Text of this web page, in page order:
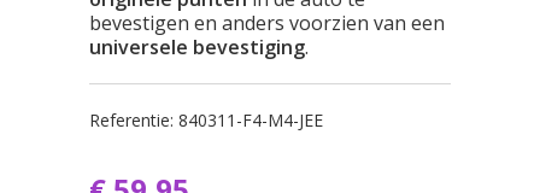
bevestigen en anders voorzien van een
universele bevestiging.
Referentie: 840311-F4-M4-JEE